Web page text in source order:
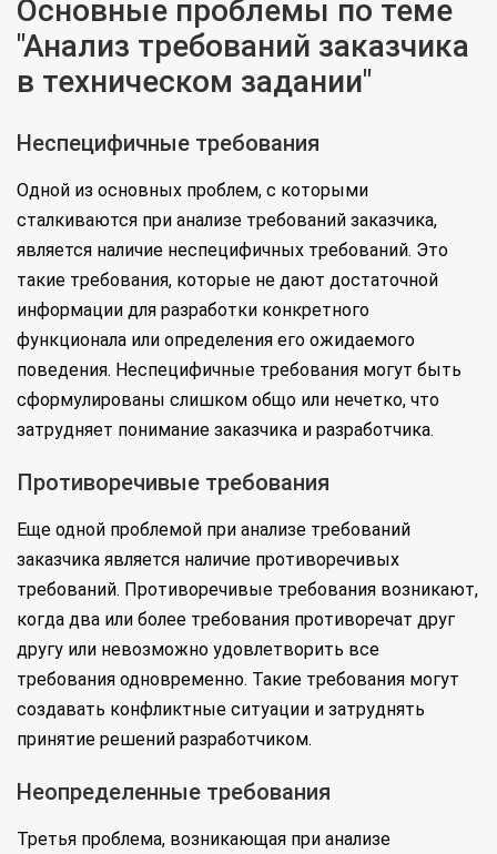
Основные проблемы по теме
"Анализ требований заказчика
в техническом задании"
Неспецифичные требования
Одной из основных проблем, с которыми
сталкиваются при анализе требований заказчика,
является наличие неспецифичных требований. Это
такие требования, которые не дают достаточной
информации для разработки конкретного
функционала или определения его ожидаемого
поведения. Неспецифичные требования могут быть
сформулированы слишком общо или нечетко, что
затрудняет понимание заказчика и разработчика.
Противоречивые требования
Еще одной проблемой при анализе требований
заказчика является наличие противоречивых
требований. Противоречивые требования возникают,
когда два или более требования противоречат друг
другу или невозможно удовлетворить все
требования одновременно. Такие требования могут
создавать конфликтные ситуации и затруднять
принятие решений разработчиком.
Неопределенные требования
Третья проблема, возникающая при анализе